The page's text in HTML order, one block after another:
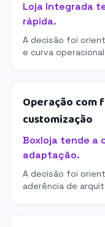
Loja Integrada
rápida.
A decisão foi
e curva
Operação com
customização
Boxloja tende a
adaptação.
A decisão foi
aderência de